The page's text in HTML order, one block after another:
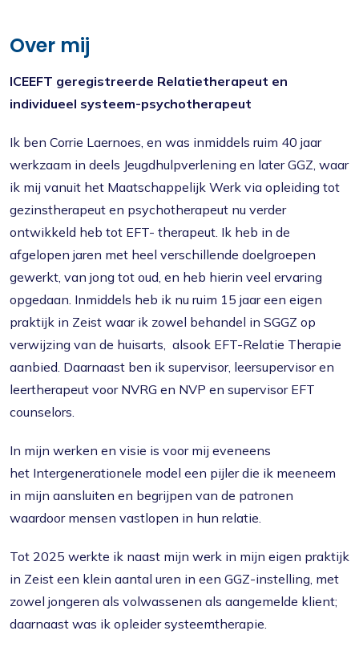
Over mij
ICEEFT geregistreerde Relatietherapeut en
individueel systeem-psychotherapeut
Ik ben Corrie Laernoes, en was inmiddels ruim 40 jaar
werkzaam in deels Jeugdhulpverlening en later GGZ, waar
ik mij vanuit het Maatschappelijk Werk via opleiding tot
gezinstherapeut en psychotherapeut nu verder
ontwikkeld heb tot EFT- therapeut. Ik heb in de
afgelopen jaren met heel verschillende doelgroepen
gewerkt, van jong tot oud, en heb hierin veel ervaring
opgedaan. Inmiddels heb ik nu ruim 15 jaar een eigen
praktijk in Zeist waar ik zowel behandel in SGGZ op
verwijzing van de huisarts, alsook EFT-Relatie Therapie
aanbied. Daarnaast ben ik supervisor, leersupervisor en
leertherapeut voor NVRG en NVP en supervisor EFT
counselors.
In mijn werken en visie is voor mij eveneens
het Intergenerationele model een pijler die ik meeneem
in mijn aansluiten en begrijpen van de patronen
waardoor mensen vastlopen in hun relatie.
Tot 2025 werkte ik naast mijn werk in mijn eigen praktijk
in Zeist een klein aantal uren in een GGZ-instelling, met
zowel jongeren als volwassenen als aangemelde klient;
daarnaast was ik opleider systeemtherapie.